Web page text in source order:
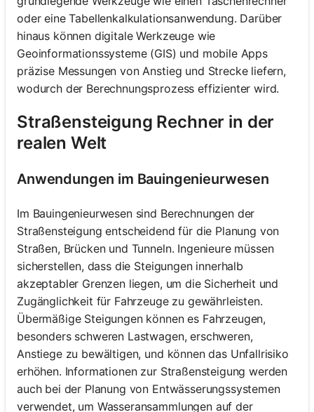
oder eine Tabellenkalkulationsanwendung. Darüber
hinaus können digitale Werkzeuge wie
Geoinformationssysteme (GIS) und mobile Apps
präzise Messungen von Anstieg und Strecke liefern,
wodurch der Berechnungsprozess effizienter wird.
Straßensteigung Rechner in der
realen Welt
Anwendungen im Bauingenieurwesen
Im Bauingenieurwesen sind Berechnungen der
Straßensteigung entscheidend für die Planung von
Straßen, Brücken und Tunneln. Ingenieure müssen
sicherstellen, dass die Steigungen innerhalb
akzeptabler Grenzen liegen, um die Sicherheit und
Zugänglichkeit für Fahrzeuge zu gewährleisten.
Übermäßige Steigungen können es Fahrzeugen,
besonders schweren Lastwagen, erschweren,
Anstiege zu bewältigen, und können das Unfallrisiko
erhöhen. Informationen zur Straßensteigung werden
auch bei der Planung von Entwässerungssystemen
verwendet, um Wasseransammlungen auf der